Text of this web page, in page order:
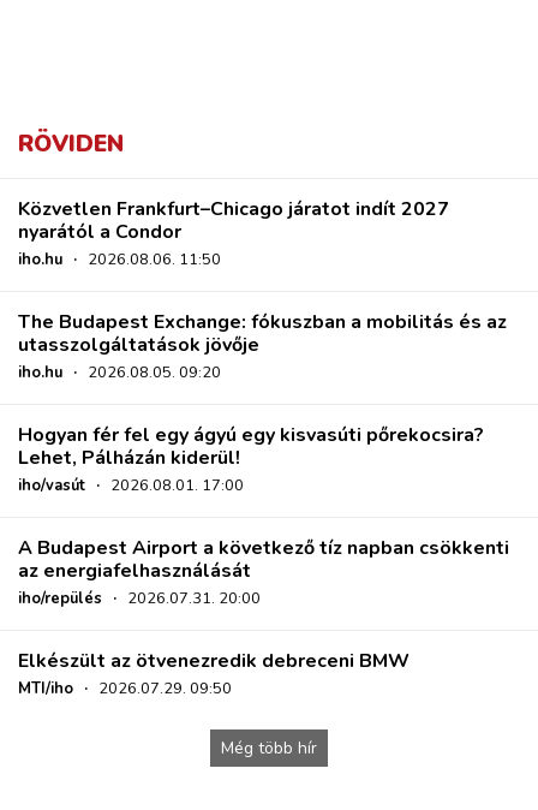
RÖVIDEN
Közvetlen Frankfurt–Chicago járatot indít 2027
nyarától a Condor
iho.hu · 2026.08.06. 11:50
The Budapest Exchange: fókuszban a mobilitás és az
utasszolgáltatások jövője
iho.hu · 2026.08.05. 09:20
Hogyan fér fel egy ágyú egy kisvasúti pőrekocsira?
Lehet, Pálházán kiderül!
iho/vasút · 2026.08.01. 17:00
A Budapest Airport a következő tíz napban csökkenti
az energiafelhasználását
iho/repülés · 2026.07.31. 20:00
Elkészült az ötvenezredik debreceni BMW
MTI/iho · 2026.07.29. 09:50
Még több hír